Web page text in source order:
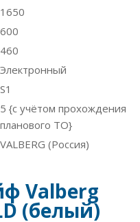
1650
600
460
Электронный
S1
5 {с учётом прохождения
планового ТО}
VALBERG (Россия)
Valberg
(белый)